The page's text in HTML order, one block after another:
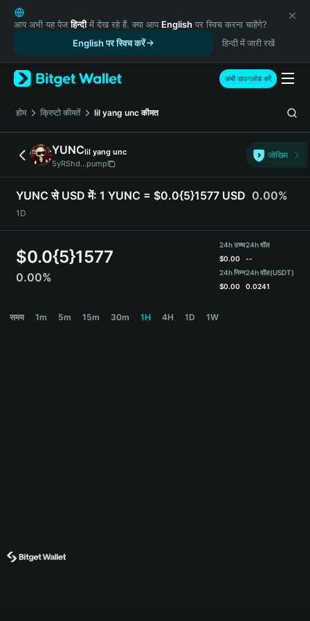
English
日本語
Русский
Español (Latinoamérica)
Türkçe
Italiano
Deutsch
简体中文
繁體中文
Português (Portugal)
Bahasa Indonesia
Español
आप अभी यह पेजहिन्दीमें देख रहे हैं. क्या आप English पर स्विच करना चाहेंगे?
English पर स्विच करें
हिन्दी में जारी रखें
अभी डाउनलोड करें
होम क्रिप्टो कीमतें lil yang unc कीमत
YUNClil yang unc
5yRShd...pump
जोखिम
YUNC से USD में: 1 YUNC = $0.0{5}1577 USD 0.00%
1D
$0.0{5}1577
0.00%
24h उच्च
$0.00
24h निम्न
$0.00
24h वॉल
--
24h वॉल(USDT)
0.0241
समय 1m 5m 15m 30m 1H 4H 1D 1W